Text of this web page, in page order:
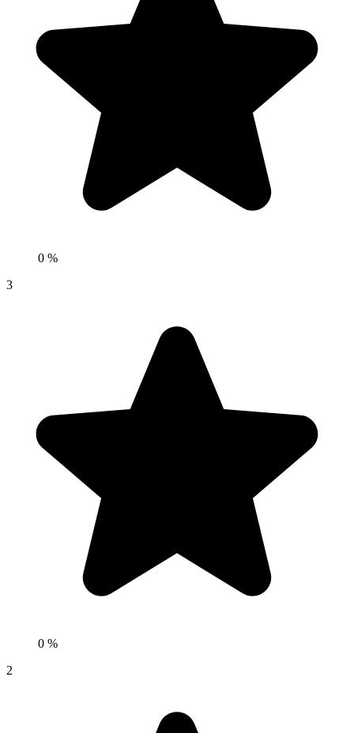
0 %
3
0 %
2